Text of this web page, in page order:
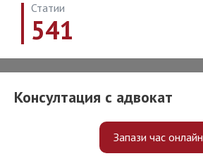
Статии
541
Консултация с адвокат
Запази час онлайн